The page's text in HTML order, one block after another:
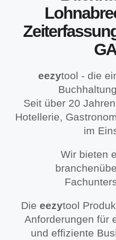
eezytool - die
Seit über 20
Hotellerie,
im
Wir bieten
Die eezytool
Anforderungen für
und effiziente